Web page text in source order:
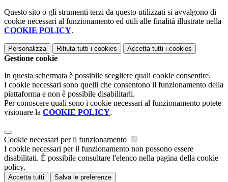
Questo sito o gli strumenti terzi da questo utilizzati si avvalgono di
cookie necessari al funzionamento ed utili alle finalità illustrate nella
COOKIE POLICY.
Personalizza Rifiuta tutti i cookies Accetta tutti i cookies
Gestione cookie
In questa schermata è possibile scegliere quali cookie consentire.
I cookie necessari sono quelli che consentono il funzionamento della
piattaforma e non è possibile disabilitarli.
Per conoscere quali sono i cookie necessari al funzionamento potete
visionare la COOKIE POLICY.
Cookie necessari per il funzionamento
I cookie necessari per il funzionamento non possono essere
disabilitati. È possibile consultare l'elenco nella pagina della cookie
policy.
Accetta tutti Salva le preferenze